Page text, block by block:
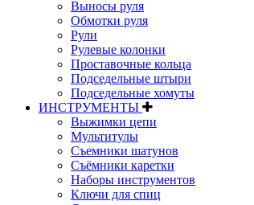
Выносы руля
Обмотки руля
Рули
Рулевые колонки
Проставочные кольца
Подседельные штыри
Подседельные хомуты
ИНСТРУМЕНТЫ
Выжимки цепи
Мультитулы
Съемники шатунов
Съёмники каретки
Наборы инструментов
Ключи для спиц